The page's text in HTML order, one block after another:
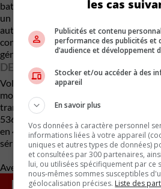
batterie CATL de 116 kWh qui peut se
un peu moins de 30 minutes. Volvo
autonomie de 459 miles (738 km) selon
conduite chinois CLTC, qui sont
généreux que les chiffres du cycle
DEUX OU QUATRE ROUES
Volvo n’a pas confirmé si l’EM90 sera
moteurs électriques de pointe de la
transmission intégrale et produisent
536 ch (400 kW / 544 PS). Avec une
en 4,5 secondes, le Zeekr 009 pourrait
série le plus rapide au monde à l’heure
Avec des renseignements de
les cas
Publicités et contenu
performance des publicités et
d’audience et développement
Stocker et/ou accéder à des
appareil
En savoir plus
Vos données à caractère personnel
informations liées à votre appareil
uniques et autres types de données)
et consultées par 300 partenaires,
lui, ou utilisées spécifiquement par ce
nous-mêmes sommes susceptibles
géolocalisation précises. Liste des